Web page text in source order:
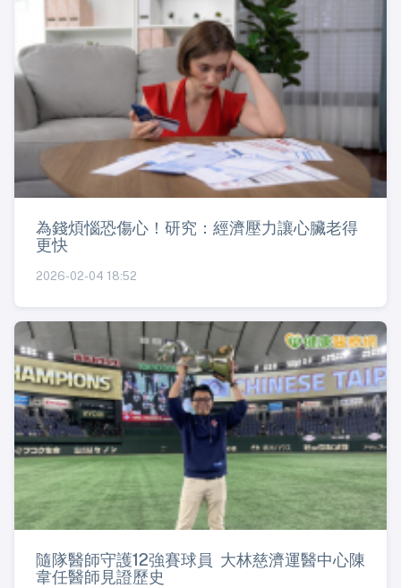
為錢煩惱恐傷心！研究：經濟壓力讓心臟老得
更快
2026-02-04 18:52
隨隊醫師守護12強賽球員 大林慈濟運醫中心陳
韋任醫師見證歷史